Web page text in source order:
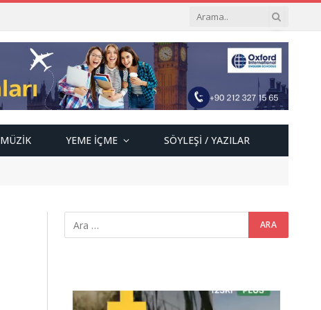
MÜZIK YEME İÇME SÖYLEŞI / YAZILAR
Video